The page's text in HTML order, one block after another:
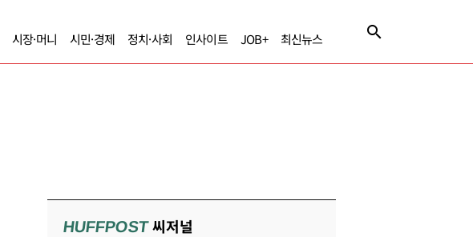
시장·머니 시민·경제 정치·사회 인사이트 JOB+ 최신뉴스
HUFFPOST씨저널